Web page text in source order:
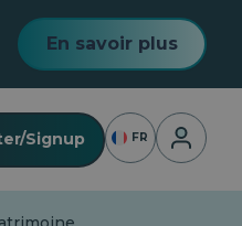
En savoir plus
Signup FR